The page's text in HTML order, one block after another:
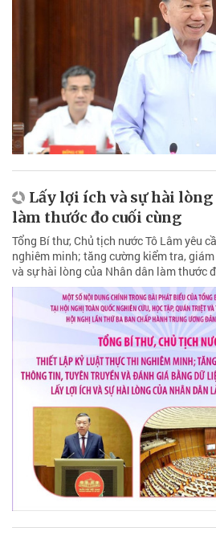
Lấy lợi ích và sự hài lòng
làm thước đo cuối cùng
Tổng Bí thư, Chủ tịch nước Tô Lâm yêu
nghiêm minh; tăng cường kiểm tra,
và sự hài lòng của Nhân dân làm thước